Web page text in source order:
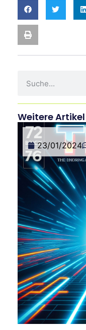
Weitere Artikel
23/01/2024